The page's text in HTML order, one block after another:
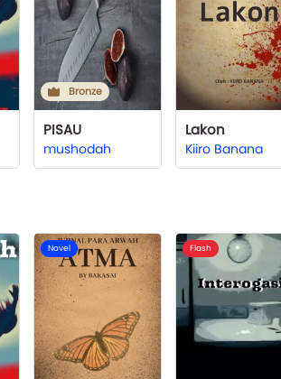
Bronze
PISAU
mushodah
Lakon
Kiiro Banana
Novel Flash